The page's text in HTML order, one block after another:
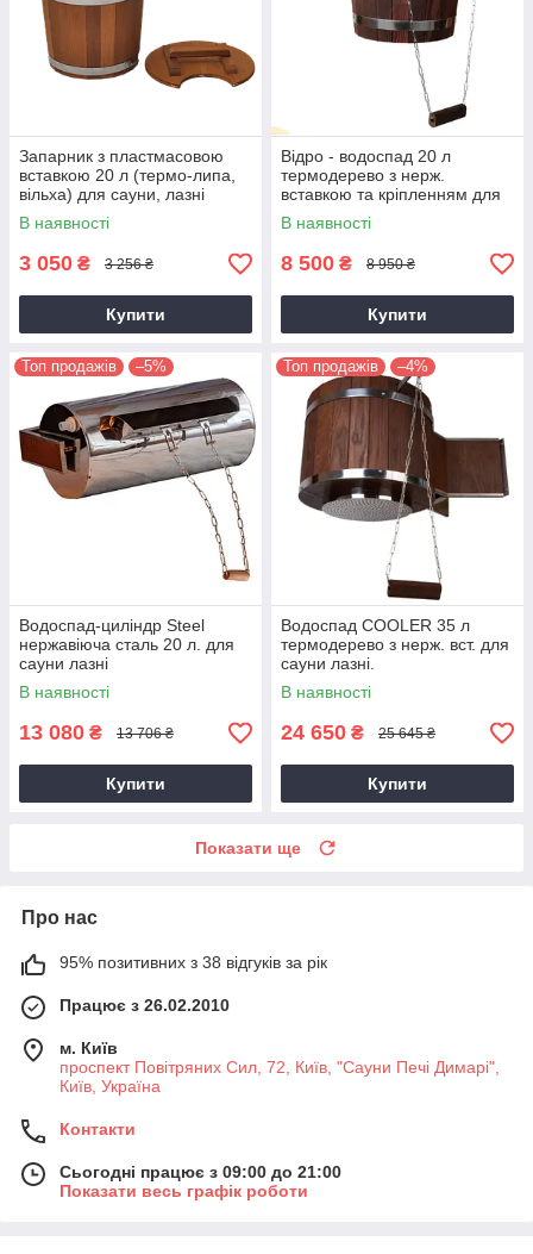
Запарник з пластмасовою
вставкою 20 л (термо-липа,
вільха) для сауни, лазні
В наявності
3 050 ₴ 3 256 ₴
Купити
Відро - водоспад 20 л
термодерево з нерж.
вставкою та кріпленням для
сауни лазні
В наявності
8 500 ₴ 8 950 ₴
Купити
Топ продажів –5%
Водоспад-циліндр Steel
нержавіюча сталь 20 л. для
сауни лазні
В наявності
13 080 ₴ 13 706 ₴
Купити
Топ продажів –4%
Водоспад COOLER 35 л
термодерево з нерж. вст. для
сауни лазні.
В наявності
24 650 ₴ 25 645 ₴
Купити
Показати ще
Про нас
95% позитивних з 38 відгуків за рік
Працює з 26.02.2010
м. Київ
проспект Повітряних Сил, 72, Київ, "Сауни Печі Димарі",
Київ, Україна
Контакти
Сьогодні працює з 09:00 до 21:00
Показати весь графік роботи